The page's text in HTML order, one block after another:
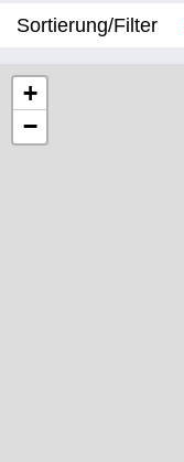
Sortierung/Filter
+
−